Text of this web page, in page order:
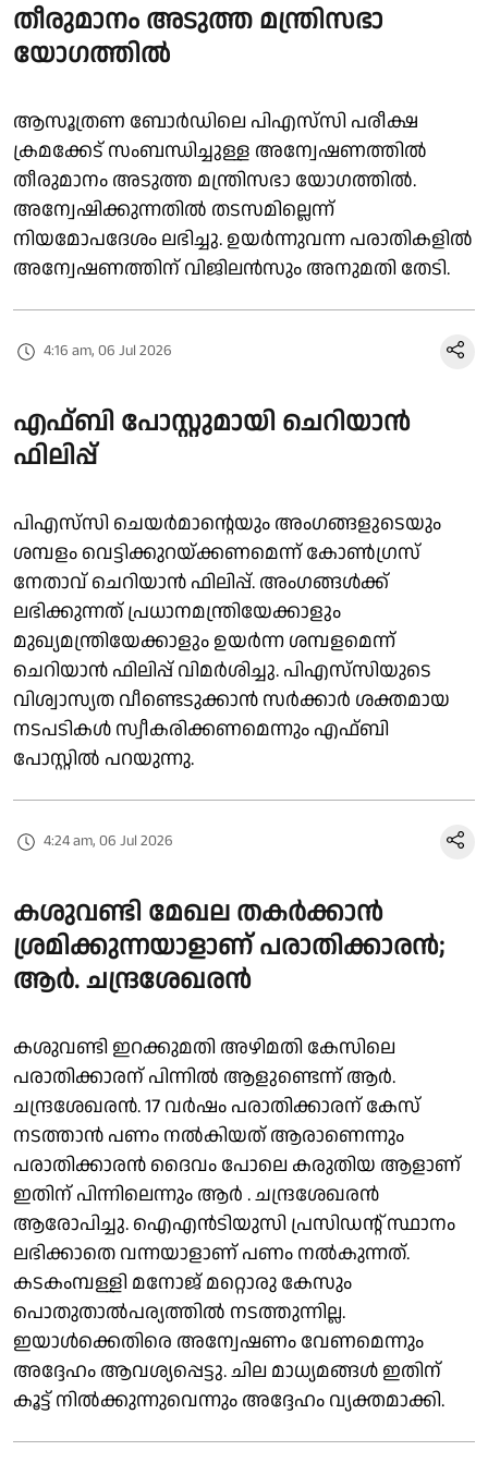
തീരുമാനം അടുത്ത മന്ത്രിസഭാ
യോഗത്തിൽ
ആസൂത്രണ ബോർഡിലെ പിഎസ്‍സി പരീക്ഷ
ക്രമക്കേട് സംബന്ധിച്ചുള്ള അന്വേഷണത്തിൽ
തീരുമാനം അടുത്ത മന്ത്രിസഭാ യോഗത്തിൽ.
അന്വേഷിക്കുന്നതില്‍ തടസമില്ലെന്ന്
നിയമോപദേശം ലഭിച്ചു. ഉയർന്നുവന്ന പരാതികളിൽ
അന്വേഷണത്തിന് വിജിലൻസും അനുമതി തേടി.
4:16 am, 06 Jul 2026
എഫ്ബി പോസ്റ്റുമായി ചെറിയാൻ
ഫിലിപ്പ്
പിഎസ്‍സി ചെയർമാൻ്റെയും അംഗങ്ങളുടെയും
ശമ്പളം വെട്ടിക്കുറയ്ക്കണമെന്ന് കോൺഗ്രസ്
നേതാവ് ചെറിയാൻ ഫിലിപ്പ്. അംഗങ്ങൾക്ക്
ലഭിക്കുന്നത് പ്രധാനമന്ത്രിയേക്കാളും
മുഖ്യമന്ത്രിയേക്കാളും ഉയർന്ന ശമ്പളമെന്ന്
ചെറിയാൻ ഫിലിപ്പ് വിമർശിച്ചു. പിഎസ്‍സിയുടെ
വിശ്വാസ്യത വീണ്ടെടുക്കാൻ സർക്കാർ ശക്തമായ
നടപടികൾ സ്വീകരിക്കണമെന്നും എഫ്ബി
പോസ്റ്റിൽ പറയുന്നു.
4:24 am, 06 Jul 2026
കശുവണ്ടി മേഖല തകർക്കാൻ
ശ്രമിക്കുന്നയാളാണ് പരാതിക്കാരൻ;
ആർ. ചന്ദ്രശേഖരൻ
കശുവണ്ടി ഇറക്കുമതി അഴിമതി കേസിലെ
പരാതിക്കാരന് പിന്നിൽ ആളുണ്ടെന്ന് ആർ.
ചന്ദ്രശേഖരൻ. 17 വർഷം പരാതിക്കാരന് കേസ്
നടത്താൻ പണം നൽകിയത് ആരാണെന്നും
പരാതിക്കാരൻ ദൈവം പോലെ കരുതിയ ആളാണ്
ഇതിന് പിന്നിലെന്നും ആർ . ചന്ദ്രശേഖരൻ
ആരോപിച്ചു. ഐഎൻടിയുസി പ്രസിഡൻ്റ് സ്ഥാനം
ലഭിക്കാതെ വന്നയാളാണ് പണം നൽകുന്നത്.
കടകംമ്പള്ളി മനോജ് മറ്റൊരു കേസും
പൊതുതാൽപര്യത്തിൽ നടത്തുന്നില്ല.
ഇയാൾക്കെതിരെ അന്വേഷണം വേണമെന്നും
അദ്ദേഹം ആവശ്യപ്പെട്ടു. ചില മാധ്യമങ്ങൾ ഇതിന്
കൂട്ട് നിൽക്കുന്നുവെന്നും അദ്ദേഹം വ്യക്തമാക്കി.